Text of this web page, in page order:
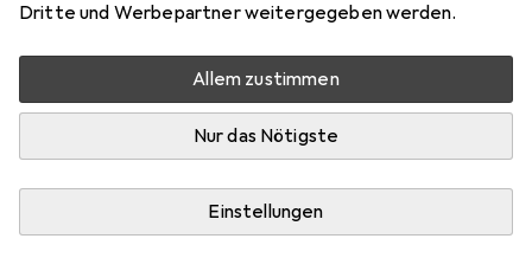
Dritte und Werbepartner weitergegeben werden.
Allem zustimmen
Nur das Nötigste
Einstellungen
Zwischen Mo, 14.9. und Di, 29.9. geliefert
Benachrichtigen, wenn schneller verfügbar
Lieferort angeben für genaue Lieferzeit
In den Warenkorb